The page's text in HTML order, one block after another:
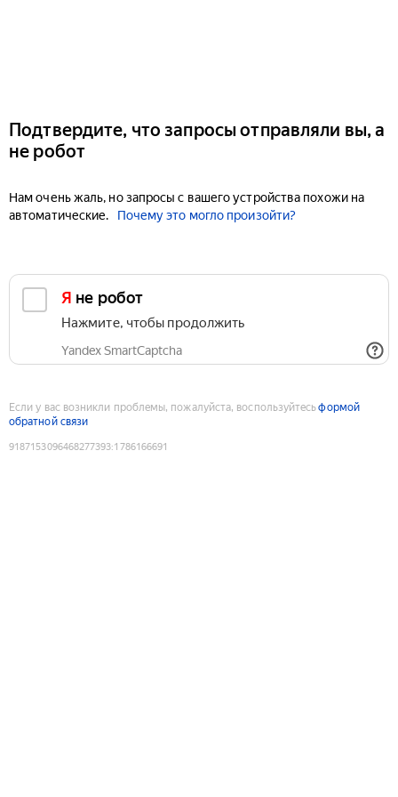
Подтвердите, что запросы отправляли вы, а
не робот
Нам очень жаль, но запросы с вашего устройства похожи на
автоматические.
Почему это могло произойти?
Я не робот
Нажмите, чтобы продолжить
Yandex SmartCaptcha
Если у вас возникли проблемы, пожалуйста, воспользуйтесьформой
обратной связи
9187153096468277393:1786166691